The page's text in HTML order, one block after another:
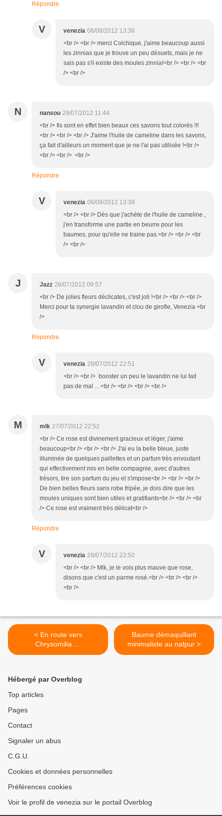
Répondre
V venezia 06/08/2012 13:38
<br /> <br /> merci Colchique, j'aime beaucoup aussi
les zinnias que je trouve un peu désuets, mais je ne
sais pas s'il existe des moules zinnia!<br /> <br /> <br
/> <br />
N nansou 29/07/2012 11:44
<br /> Ils sont en effet bien beaux ces savons tout colorés !!!
<br /> <br /> <br /> J'aime l'huile de cameline dans les savons,
ça fait d'ailleurs un moment que je ne l'ai pas utilisée !<br />
<br /> <br /> <br />
Répondre
V venezia 06/08/2012 13:39
<br /> <br /> Dès que j'achète de l'huile de cameline ,
j'en transforme une partie en beurre pour les
baumes, pour qu'elle ne traine pas.<br /> <br /> <br
/> <br />
J Jazz 28/07/2012 09:57
<br /> De jolies fleurs déclicates, c'est joli !<br /> <br /> <br />
Merci pour ta synergie lavandin et clou de girofle, Venezia <br
/>
Répondre
V venezia 28/07/2012 22:51
<br /> <br /> booster un peu le lavandin ne lui fait
pas de mal …<br /> <br /> <br /> <br />
M mlk 27/07/2012 22:52
<br /> Ce rose est divinement gracieux et léger, j'aime
beaucoup<br /> <br /> <br /> J'ai eu la belle bleue, juste
illuminée de quelques paillettes et un parfum très envoutant
qui effectivement mis en belle compagnie, avec d'autres
trésors, tire son parfum du jeu et s'impose<br /> <br /> <br />
De bien belles fleurs sans robe fripée, je dois dire que les
moules uniques sont bien utiles et gratifiants<br /> <br /> <br
/> Ce rose est vraiment très délicat<br />
Répondre
V venezia 28/07/2012 22:50
<br /> <br /> Mlk, je le vois plus mauve que rose,
disons que c'est un parme rosé.<br /> <br /> <br />
<br />
< En route vers
Chrysomilia…
Baume démaquillant
minimaliste au natpur >
Hébergé par Overblog
Top articles
Pages
Contact
Signaler un abus
C.G.U.
Cookies et données personnelles
Préférences cookies
Voir le profil de venezia sur le portail Overblog